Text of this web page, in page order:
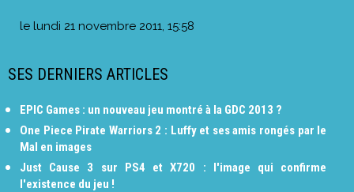
le lundi 21 novembre 2011, 15:58
SES DERNIERS ARTICLES
EPIC Games : un nouveau jeu montré à la GDC 2013 ?
One Piece Pirate Warriors 2 : Luffy et ses amis rongés par le
Mal en images
Just Cause 3 sur PS4 et X720 : l'image qui confirme
l'existence du jeu !